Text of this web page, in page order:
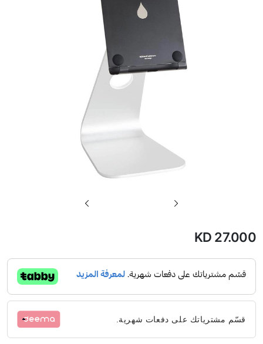
معرض
KD 27.000
قسّم مشترياتك على دفعات شهرية.